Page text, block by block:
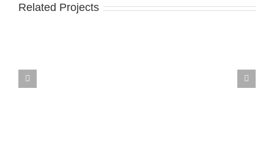
Related Projects